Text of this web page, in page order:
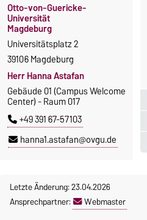
Otto-von-Guericke-
Universität
Magdeburg
Universitätsplatz 2
39106 Magdeburg
Herr Hanna Astafan
Gebäude 01 (Campus Welcome
Center) - Raum 017
+49 391 67-57103
hanna1.astafan@ovgu.de
Letzte Änderung: 23.04.2026
Ansprechpartner:
Webmaster